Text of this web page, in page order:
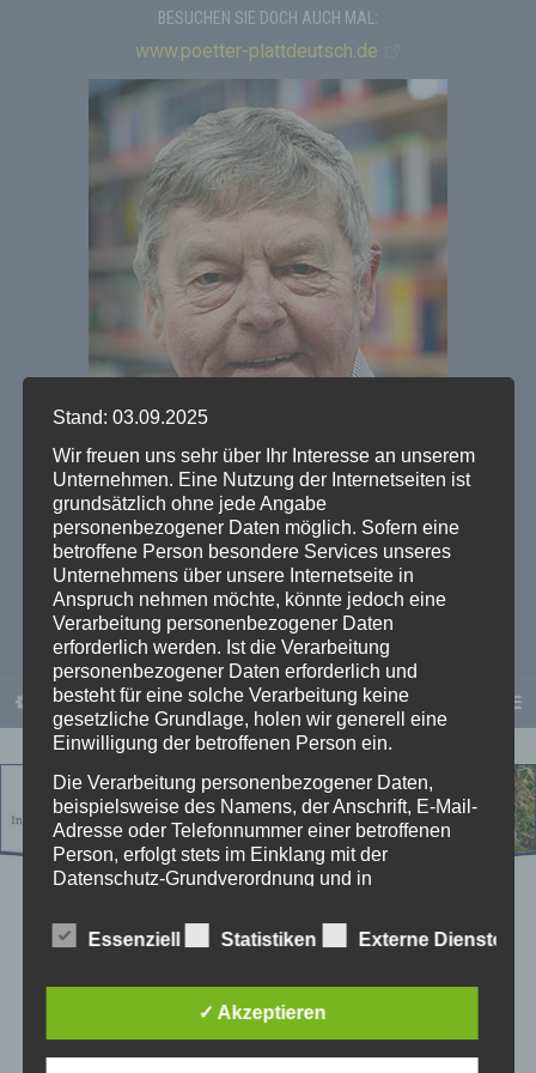
BESUCHEN SIE DOCH AUCH MAL:
www.poetter-plattdeutsch.de
Otto Pötter
PERSÖNLICHKEITSENTWICKLUNG
dfs
Stand: 03.09.2025
Wir freuen uns sehr über Ihr Interesse an unserem
Unternehmen. Eine Nutzung der Internetseiten ist
grundsätzlich ohne jede Angabe
personenbezogener Daten möglich. Sofern eine
betroffene Person besondere Services unseres
Unternehmens über unsere Internetseite in
Anspruch nehmen möchte, könnte jedoch eine
Verarbeitung personenbezogener Daten
erforderlich werden. Ist die Verarbeitung
personenbezogener Daten erforderlich und
besteht für eine solche Verarbeitung keine
gesetzliche Grundlage, holen wir generell eine
Einwilligung der betroffenen Person ein.
Die Verarbeitung personenbezogener Daten,
beispielsweise des Namens, der Anschrift, E-Mail-
Adresse oder Telefonnummer einer betroffenen
Person, erfolgt stets im Einklang mit der
Datenschutz-Grundverordnung und in
landesspezifischen Datenschutzbestimmungen.
Mittels dieser Datenschutzerklärung möchte unser
verarbeiteten personenbezogenen Daten
informieren. Ferner werden betroffene Personen
Essenziell Statistiken Externe Dienste
✓ Akzeptieren